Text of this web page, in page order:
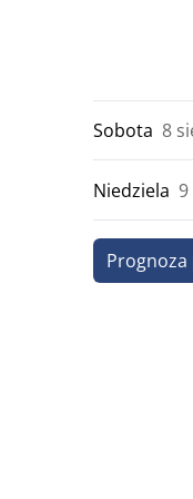
Sobota 8
Niedziela 9
Prognoza